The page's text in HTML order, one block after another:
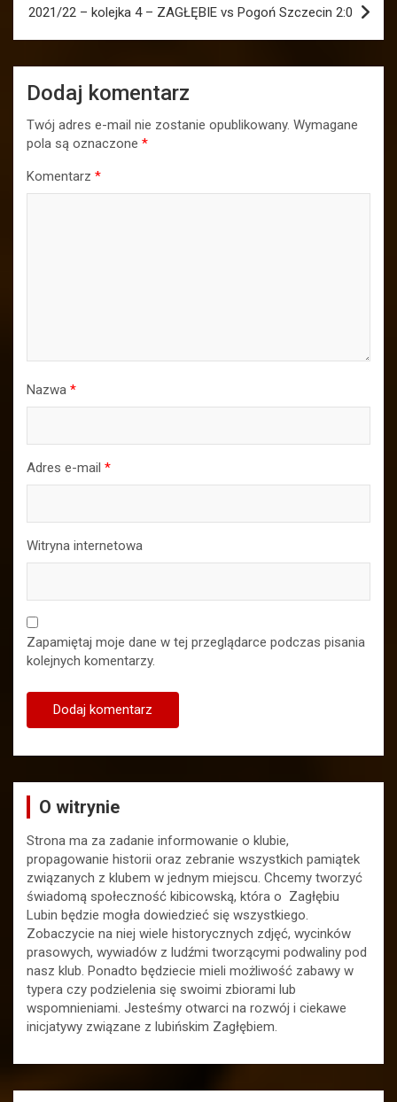
2021/22 – kolejka 4 – ZAGŁĘBIE vs Pogoń Szczecin 2:0
Dodaj komentarz
Twój adres e-mail nie zostanie opublikowany. Wymagane
pola są oznaczone *
Komentarz *
Nazwa *
Adres e-mail *
Witryna internetowa
Zapamiętaj moje dane w tej przeglądarce podczas pisania
kolejnych komentarzy.
O witrynie
Strona ma za zadanie informowanie o klubie,
propagowanie historii oraz zebranie wszystkich pamiątek
związanych z klubem w jednym miejscu. Chcemy tworzyć
świadomą społeczność kibicowską, która o Zagłębiu
Lubin będzie mogła dowiedzieć się wszystkiego.
Zobaczycie na niej wiele historycznych zdjęć, wycinków
prasowych, wywiadów z ludźmi tworzącymi podwaliny pod
nasz klub. Ponadto będziecie mieli możliwość zabawy w
typera czy podzielenia się swoimi zbiorami lub
wspomnieniami. Jesteśmy otwarci na rozwój i ciekawe
inicjatywy związane z lubińskim Zagłębiem.